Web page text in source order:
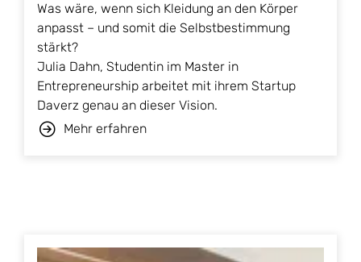
Was wäre, wenn sich Kleidung an den Körper
anpasst – und somit die Selbstbestimmung
stärkt?
Julia Dahn, Studentin im Master in
Entrepreneurship arbeitet mit ihrem Startup
Daverz genau an dieser Vision.
Mehr erfahren